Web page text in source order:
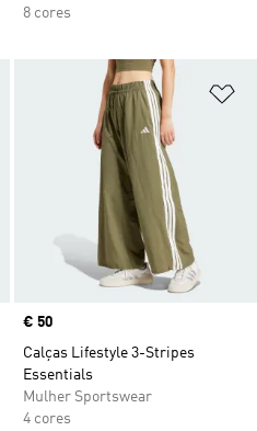
8 cores
Adicionar à Lista de Desejos
Price
€ 50
Calças Lifestyle 3-Stripes
Essentials
Mulher Sportswear
4 cores